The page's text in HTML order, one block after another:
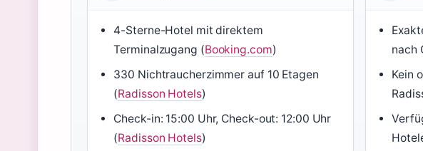
4-Sterne-Hotel mit direktem
Terminalzugang (Booking.com)
330 Nichtraucherzimmer auf 10 Etagen
(Radisson Hotels)
Check-in: 15:00 Uhr, Check-out: 12:00 Uhr
(Radisson Hotels)
nach
Kein